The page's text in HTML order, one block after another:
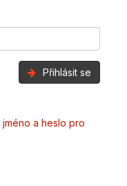
Přihlásit se
a heslo pro